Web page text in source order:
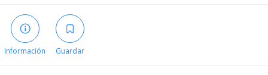
Información Guardar